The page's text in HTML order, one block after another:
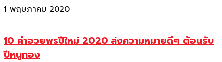
1 พฤษภาคม 2020
10 คำอวยพรปีใหม่ 2020 ส่งความหมายดีๆ ต้อนรับ
ปีหนูทอง